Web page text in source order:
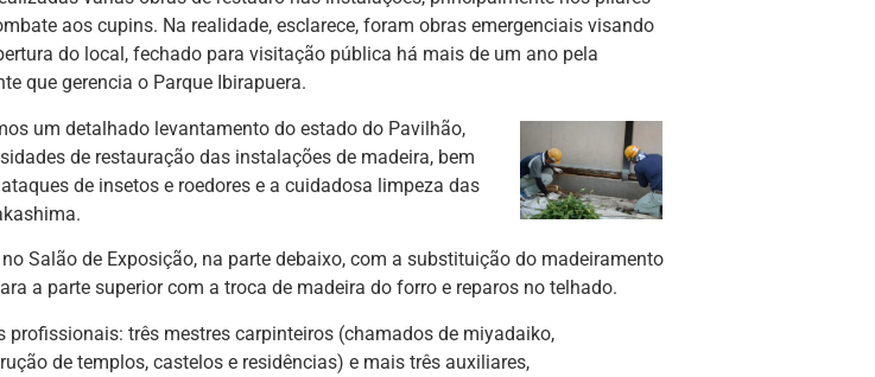
aos cupins. Na realidade, esclarece, foram obras emergenciais visando
do local, fechado para visitação pública há mais de um ano pela
que gerencia o Parque Ibirapuera.
um detalhado levantamento do estado do Pavilhão,
de restauração das instalações de madeira, bem
de insetos e roedores e a cuidadosa limpeza das
Salão de Exposição, na parte debaixo, com a substituição do madeiramento
a parte superior com a troca de madeira do forro e reparos no telhado.
profissionais: três mestres carpinteiros (chamados de miyadaiko,
de templos, castelos e residências) e mais três auxiliares,